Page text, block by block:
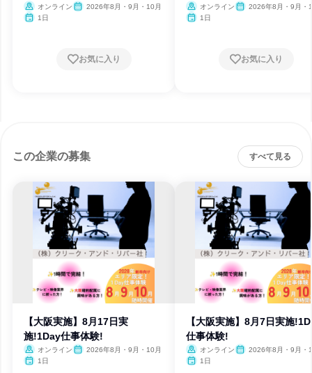
オンライン
2026年8月・9月・10月
1日
お気に入り
オンライン
2026年8月・9月・
1日
お気に入り
この企業の募集 すべて見る
【大阪実施】8月17日実
施!1Day仕事体験!
オンライン
2026年8月・9月・10月
1日
【大阪実施】8月7日実施
仕事体験!
オンライン
2026年8月・9月・
1日